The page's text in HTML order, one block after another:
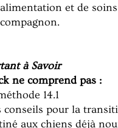
et de
à Savoir
ne comprend pas :
14.1
conseils pour la
aux chiens déjà